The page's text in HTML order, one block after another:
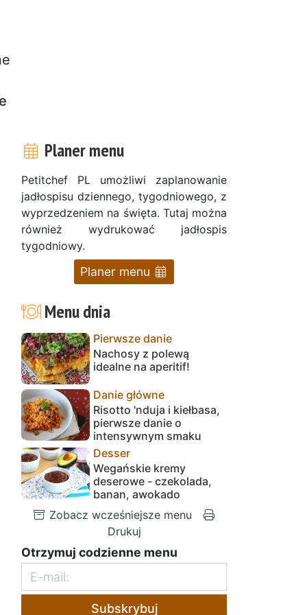
Planer menu
Petitchef PL umożliwi zaplanowanie
jadłospisu dziennego, tygodniowego, z
wyprzedzeniem na święta. Tutaj można
również wydrukować jadłospis
tygodniowy.
Planer menu
Menu dnia
Pierwsze danie
Nachosy z polewą
idealne na aperitif!
Danie główne
Risotto 'nduja i kiełbasa,
pierwsze danie o
intensywnym smaku
Desser
Wegańskie kremy
deserowe - czekolada,
banan, awokado
Zobacz wcześniejsze menu
Drukuj
Otrzymuj codzienne menu
Subskrybuj